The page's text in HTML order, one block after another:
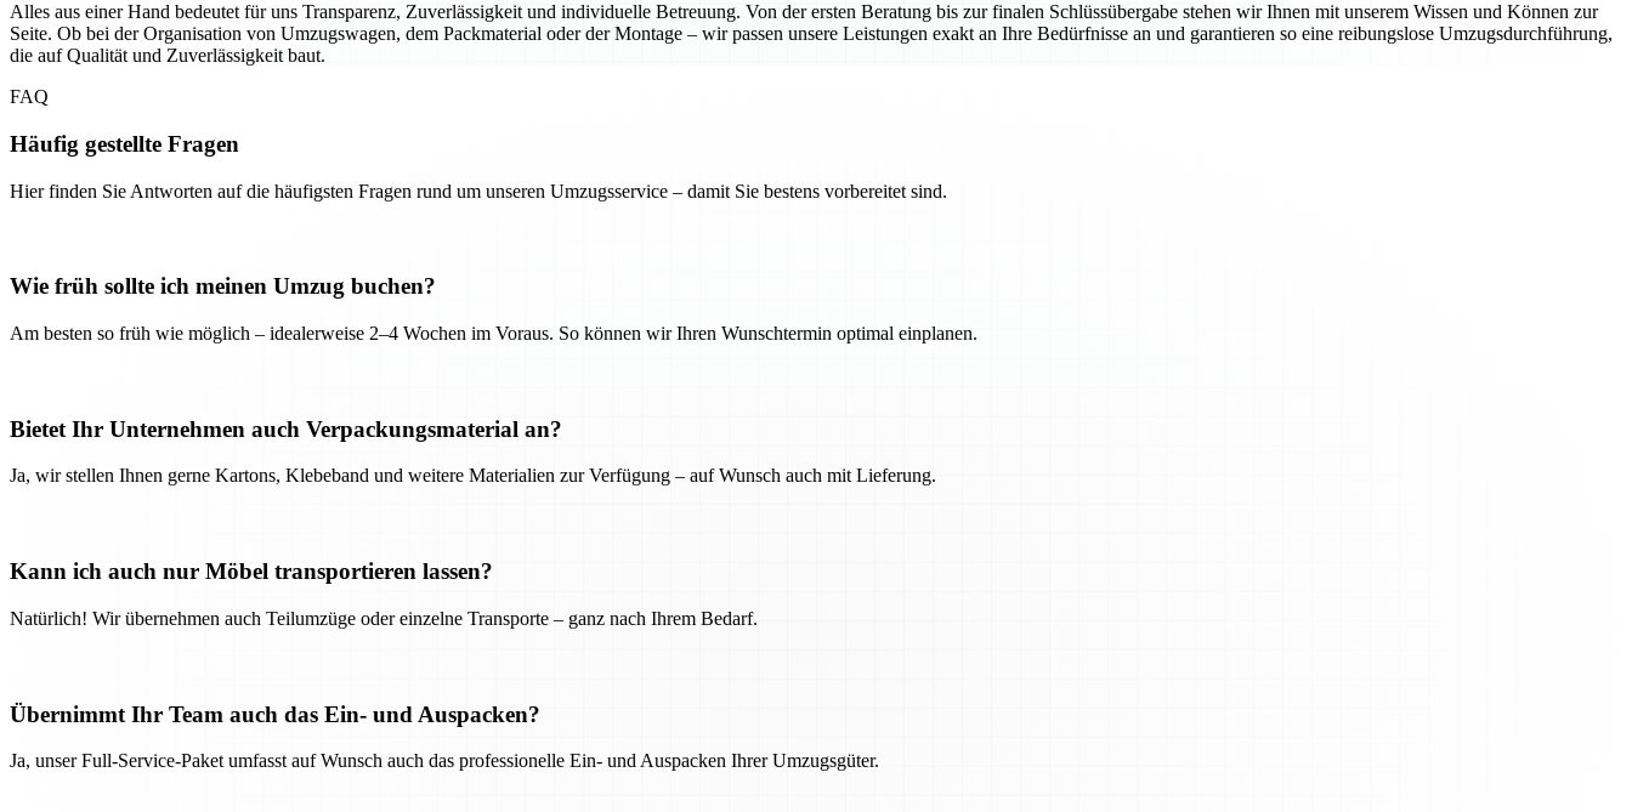
Alles aus einer Hand bedeutet für uns Transparenz, Zuverlässigkeit und individuelle Betreuung. Von der ersten Beratung bis zur finalen Schlüssübergabe stehen wir Ihnen mit unserem Wissen und Können zur
Seite. Ob bei der Organisation von Umzugswagen, dem Packmaterial oder der Montage – wir passen unsere Leistungen exakt an Ihre Bedürfnisse an und garantieren so eine reibungslose Umzugsdurchführung,
die auf Qualität und Zuverlässigkeit baut.
FAQ
Häufig gestellte Fragen
Hier finden Sie Antworten auf die häufigsten Fragen rund um unseren Umzugsservice – damit Sie bestens vorbereitet sind.
Wie früh sollte ich meinen Umzug buchen?
Am besten so früh wie möglich – idealerweise 2–4 Wochen im Voraus. So können wir Ihren Wunschtermin optimal einplanen.
Bietet Ihr Unternehmen auch Verpackungsmaterial an?
Ja, wir stellen Ihnen gerne Kartons, Klebeband und weitere Materialien zur Verfügung – auf Wunsch auch mit Lieferung.
Kann ich auch nur Möbel transportieren lassen?
Natürlich! Wir übernehmen auch Teilumzüge oder einzelne Transporte – ganz nach Ihrem Bedarf.
Übernimmt Ihr Team auch das Ein- und Auspacken?
Ja, unser Full-Service-Paket umfasst auf Wunsch auch das professionelle Ein- und Auspacken Ihrer Umzugsgüter.